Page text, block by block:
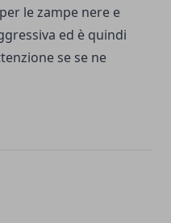
le zampe nere e
ed è quindi
se se ne